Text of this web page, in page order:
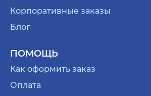
Корпоративные заказы
Блог
ПОМОЩЬ
Как оформить заказ
Оплата